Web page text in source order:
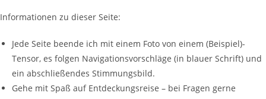
Informationen zu dieser Seite:
Jede Seite beende ich mit einem Foto von einem (Beispiel)-
Tensor, es folgen Navigationsvorschläge (in blauer Schrift) und
ein abschließendes Stimmungsbild.
Gehe mit Spaß auf Entdeckungsreise – bei Fragen gerne